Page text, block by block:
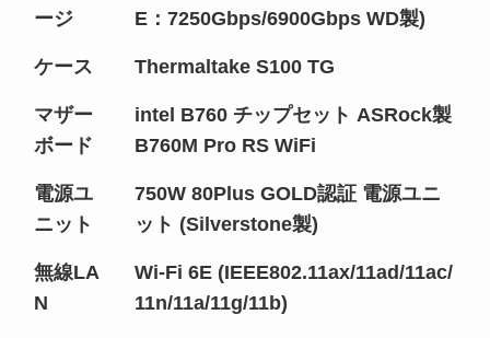
ージ
E：7250Gbps/6900Gbps WD製)
ケース Thermaltake S100 TG
マザー
ボード
intel B760 チップセット ASRock製
B760M Pro RS WiFi
電源ユ
ニット
750W 80Plus GOLD認証 電源ユニ
ット (Silverstone製)
無線LA
N
Wi-Fi 6E (IEEE802.11ax/11ad/11ac/
11n/11a/11g/11b)